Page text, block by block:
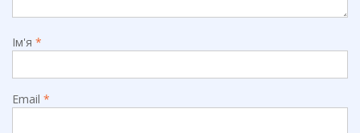
Ім'я *
Email *